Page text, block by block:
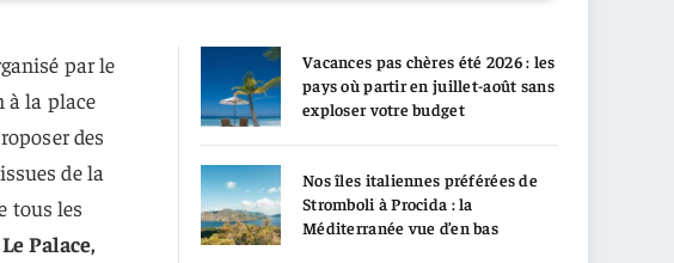
par le
à la place
des
de la
tous les
Palace,
Vacances pas chères été 2026 : les
pays où partir en juillet-août sans
exploser votre budget
Nos îles italiennes préférées de
Stromboli à Procida : la
Méditerranée vue d’en bas